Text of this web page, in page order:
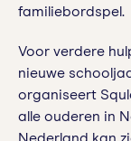
familiebordspel.
Voor verdere
nieuwe
organiseert
alle ouderen in